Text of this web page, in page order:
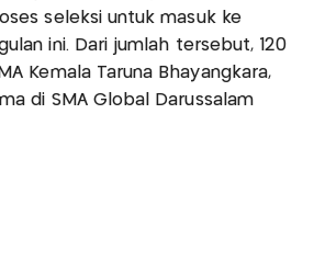
seleksi untuk masuk ke
ini. Dari jumlah tersebut, 120
Kemala Taruna Bhayangkara,
di SMA Global Darussalam